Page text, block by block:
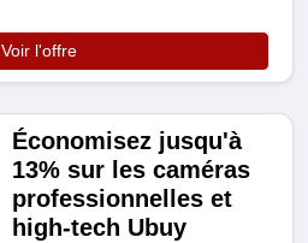
Voir l'offre
Économisez jusqu'à
13% sur les caméras
professionnelles et
high-tech Ubuy